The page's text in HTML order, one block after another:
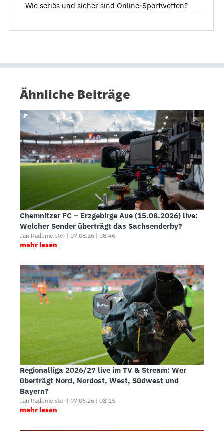
Wie seriös und sicher sind Online-Sportwetten?
Ähnliche Beiträge
Chemnitzer FC – Erzgebirge Aue (15.08.2026) live:
Welcher Sender überträgt das Sachsenderby?
Jan Rademeister | 07.08.26 | 08:46
mehr lesen
Regionalliga 2026/27 live im TV & Stream: Wer
überträgt Nord, Nordost, West, Südwest und
Bayern?
Jan Rademeister | 07.08.26 | 08:15
mehr lesen